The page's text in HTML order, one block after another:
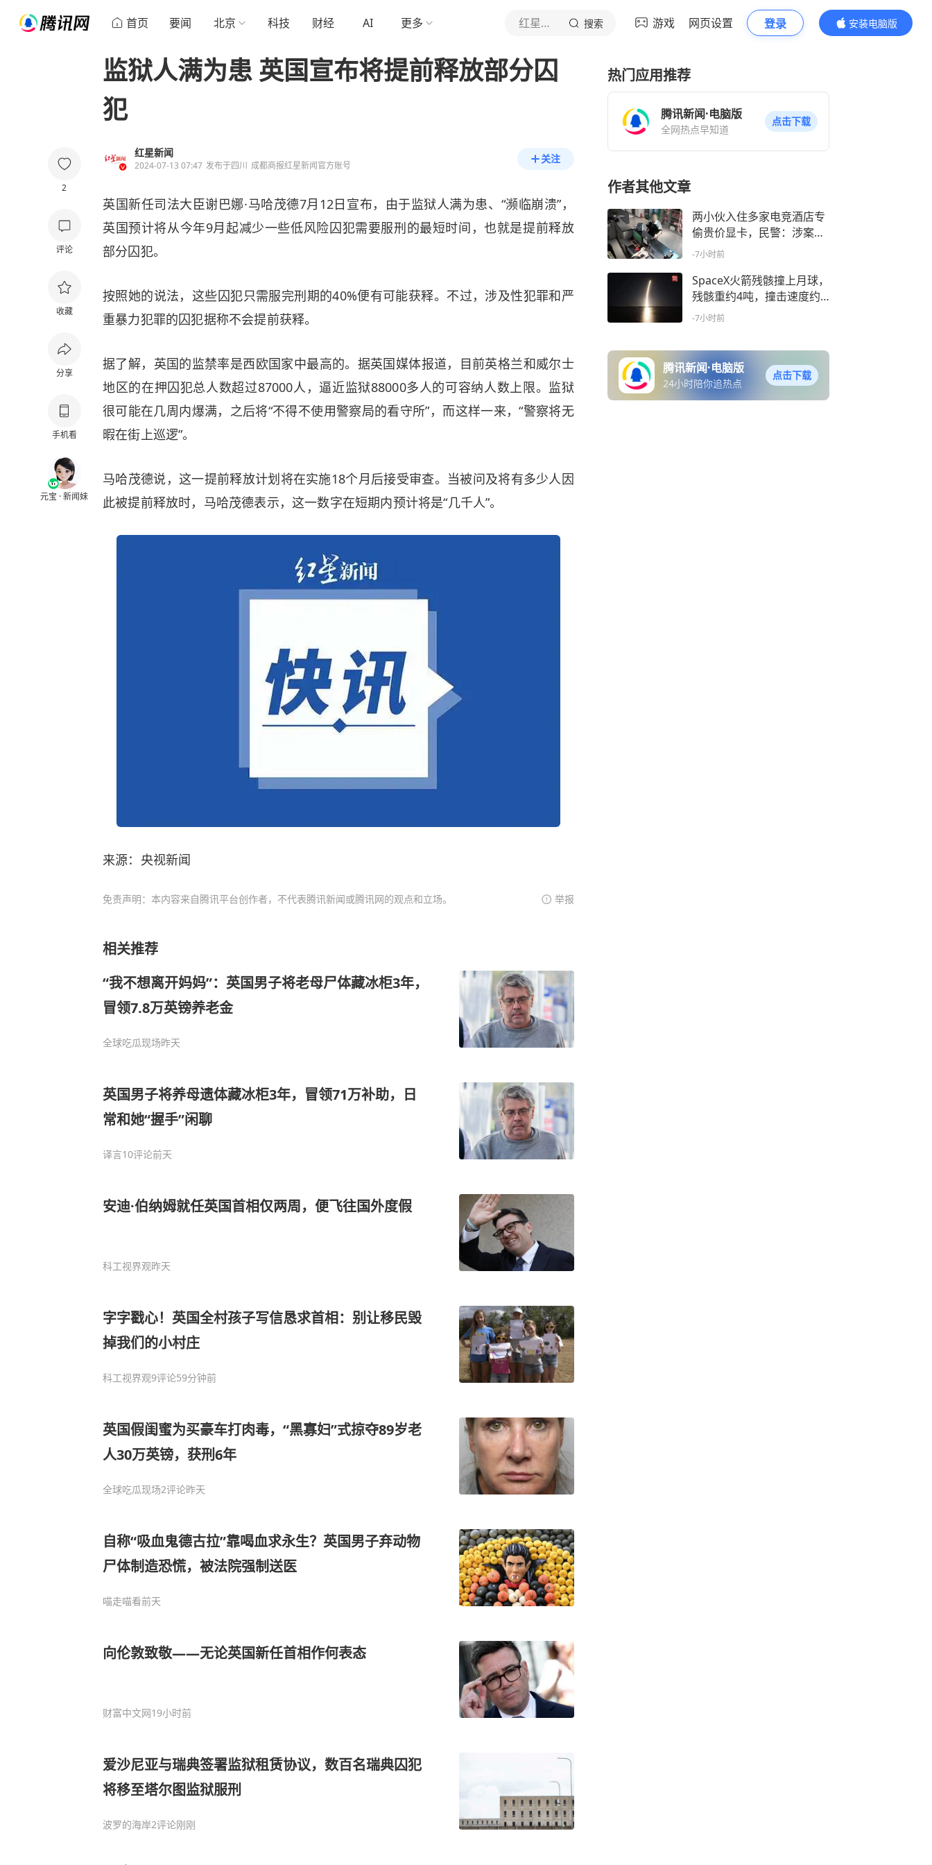
首页 要闻 北京 科技 财经 AI 更多 红星新闻 搜索 游戏 网页设置 登录
安装电脑版
内容更精彩
2
评论
收藏
分享
手机看
元宝 · 新闻妹
监狱人满为患 英国宣布将提前释放部分囚
犯
红星新闻
2024-07-13 07:47 发布于四川 成都商报红星新闻官方账号
关注
英国新任司法大臣谢巴娜·马哈茂德7月12日宣布，由于监狱人满为患、“濒临崩溃”，
英国预计将从今年9月起减少一些低风险囚犯需要服刑的最短时间，也就是提前释放
部分囚犯。
按照她的说法，这些囚犯只需服完刑期的40%便有可能获释。不过，涉及性犯罪和严
重暴力犯罪的囚犯据称不会提前获释。
据了解，英国的监禁率是西欧国家中最高的。据英国媒体报道，目前英格兰和威尔士
地区的在押囚犯总人数超过87000人，逼近监狱88000多人的可容纳人数上限。监狱
很可能在几周内爆满，之后将“不得不使用警察局的看守所”，而这样一来，“警察将无
暇在街上巡逻”。
马哈茂德说，这一提前释放计划将在实施18个月后接受审查。当被问及将有多少人因
此被提前释放时，马哈茂德表示，这一数字在短期内预计将是“几千人”。
来源：央视新闻
免责声明：本内容来自腾讯平台创作者，不代表腾讯新闻或腾讯网的观点和立场。 举报
相关推荐
“我不想离开妈妈”：英国男子将老母尸体藏冰柜3年，
冒领7.8万英镑养老金
全球吃瓜现场昨天
英国男子将养母遗体藏冰柜3年，冒领71万补助，日
常和她“握手”闲聊
译言10评论前天
安迪·伯纳姆就任英国首相仅两周，便飞往国外度假
科工视界观昨天
字字戳心！英国全村孩子写信恳求首相：别让移民毁
掉我们的小村庄
科工视界观9评论59分钟前
英国假闺蜜为买豪车打肉毒，“黑寡妇”式掠夺89岁老
人30万英镑，获刑6年
全球吃瓜现场2评论昨天
自称“吸血鬼德古拉”靠喝血求永生？英国男子弃动物
尸体制造恐慌，被法院强制送医
喵走喵看前天
向伦敦致敬——无论英国新任首相作何表态
财富中文网19小时前
爱沙尼亚与瑞典签署监狱租赁协议，数百名瑞典囚犯
将移至塔尔图监狱服刑
波罗的海岸2评论刚刚
热门应用推荐
腾讯新闻·电脑版
全网热点早知道
点击下载
作者其他文章
两小伙入住多家电竞酒店专
偷贵价显卡，民警：涉案金
额近8万元，有的老板还未
-7小时前
SpaceX火箭残骸撞上月球，
残骸重约4吨，撞击速度约
为每秒2.4公里，释放能量相
-7小时前
腾讯新闻·电脑版
24小时陪你追热点
点击下载